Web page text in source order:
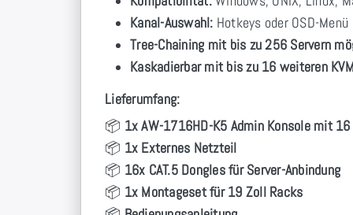
Kanal-Auswahl: Hotkeys oder OSD-Menü
Tree-Chaining mit bis zu 256 Servern
Kaskadierbar mit bis zu 16 weiteren
Lieferumfang:
📦 1x AW-1716HD-K5 Admin Konsole mit
📦 1x Externes Netzteil
📦 16x CAT.5 Dongles für Server-Anbindung
📦 1x Montageset für 19 Zoll Racks